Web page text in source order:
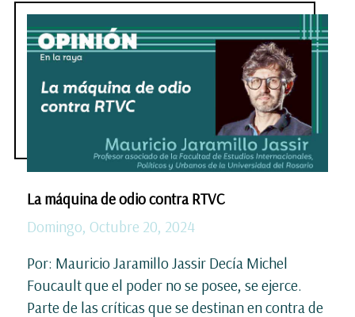
La máquina de odio contra RTVC
Domingo, Octubre 20, 2024
Por: Mauricio Jaramillo Jassir Decía Michel
Foucault que el poder no se posee, se ejerce.
Parte de las críticas que se destinan en contra de